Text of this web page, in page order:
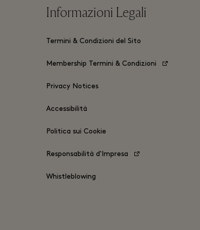
Informazioni Legali
Termini & Condizioni del Sito
Membership Termini & Condizioni
Privacy Notices
Accessibilità
Politica sui Cookie
Responsabilità d'Impresa
Whistleblowing